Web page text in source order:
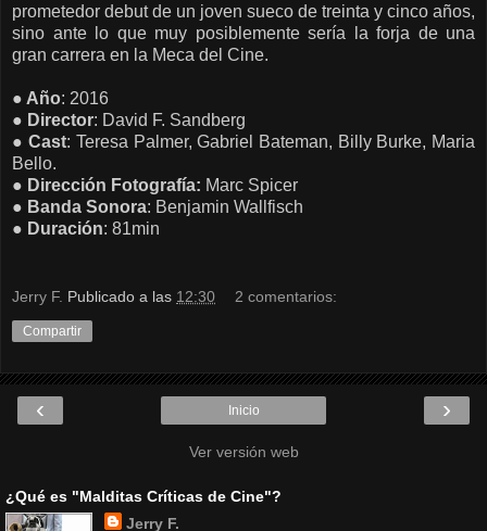
prometedor debut de un joven sueco de treinta y cinco años,
sino ante lo que muy posiblemente sería la forja de una
gran carrera en la Meca del Cine.
● Año: 2016
● Director: David F. Sandberg
● Cast: Teresa Palmer, Gabriel Bateman, Billy Burke, Maria
Bello.
● Dirección Fotografía: Marc Spicer
● Banda Sonora: Benjamin Wallfisch
● Duración: 81min
Jerry F. Publicado a las 12:30 2 comentarios:
Compartir
‹ ›
Inicio
Ver versión web
¿Qué es "Malditas Críticas de Cine"?
Jerry F.